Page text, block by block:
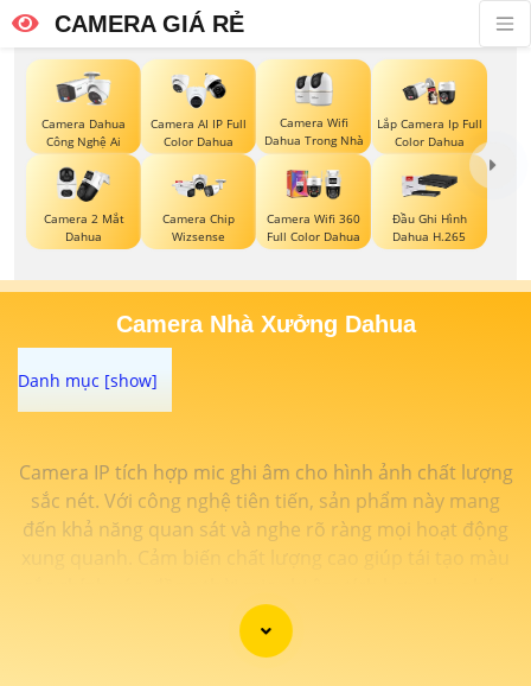
CAMERA GIÁ RẺ
Camera Dahua
Công Nghệ Ai
Camera AI IP Full
Color Dahua
Camera Wifi
Dahua Trong Nhà
Lắp Camera Ip Full
Color Dahua
Camera 2 Mắt
Dahua
Camera Chip
Wizsense
Camera Wifi 360
Full Color Dahua
Đầu Ghi Hình
Dahua H.265
Camera Nhà Xưởng Dahua
Camera IP tích hợp mic ghi âm cho hình ảnh chất lượng
sắc nét. Với công nghệ tiên tiến, sản phẩm này mang
đến khả năng quan sát và nghe rõ ràng mọi hoạt động
xung quanh. Cảm biến chất lượng cao giúp tái tạo màu
người dùng thấu hiểu từng chi tiết với âm thanh sống
động. Sự kết hợp hoàn hảo giữa hình ảnh và âm thanh